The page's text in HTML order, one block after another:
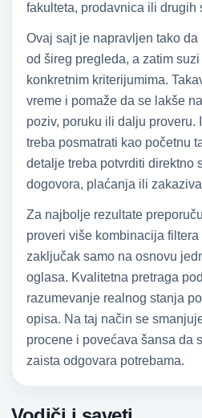
fakulteta, prodavnica ili drugih
Ovaj sajt je napravljen tako
od šireg pregleda, a zatim
konkretnim kriterijumima.
vreme i pomaže da se lakše
poziv, poruku ili dalju proveru.
treba posmatrati kao početnu
detalje treba potvrditi direktno
dogovora, plaćanja ili
Za najbolje rezultate
proveri više kombinacija
zaključak samo na osnovu
oglasa. Kvalitetna pretraga
razumevanje realnog stanja
opisa. Na taj način se
procene i povećava šansa da
zaista odgovara potrebama.